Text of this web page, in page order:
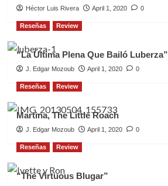
Héctor Luis Rivera April 1, 2020 0
Reseñas Review
“La Última Plena Que Bailó Luberza”
J. Edgar Mozoub April 1, 2020 0
Reseñas Review
Martina, The Little Roach
J. Edgar Mozoub April 1, 2020 0
Reseñas Review
“The Virtuous Blugar”